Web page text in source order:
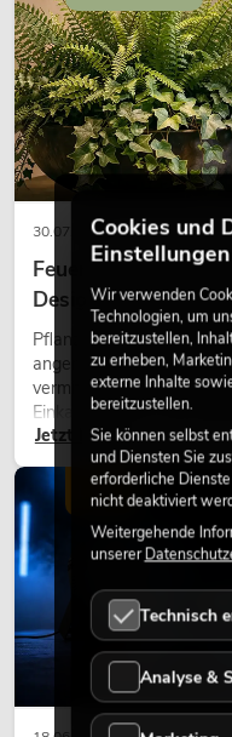
30.07.2026
Feuerhemmende
Design perfekt
Pflanzen machen
angenehme Atmosphäre,
vermitteln Natürlichkeit.
Einkaufszentren,
eine hochwertige
modernen Raumkonzept.
Jetzt lesen
LICHT
Cookies und
Einstellungen
Wir verwenden
Technologien, um
bereitzustellen,
zu erheben,
externe Inhalte
bereitzustellen.
Sie können selbst
und Diensten Sie
erforderliche
nicht deaktiviert
Weitergehende
unserer
Technisch
Analyse &